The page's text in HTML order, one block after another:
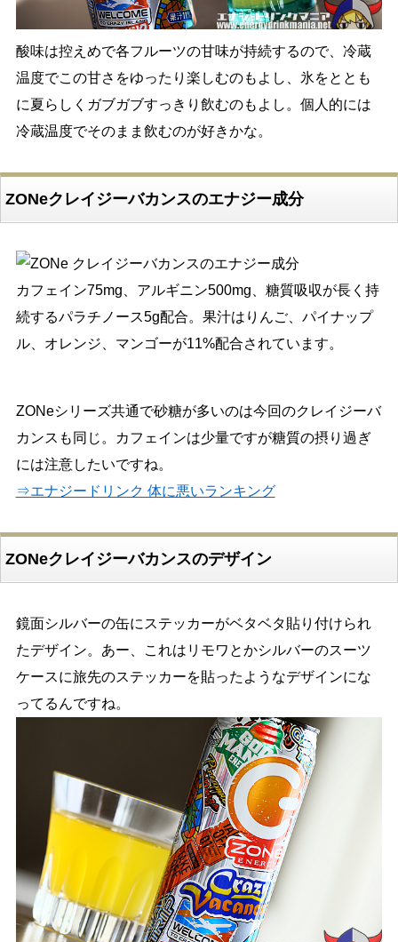
酸味は控えめで各フルーツの甘味が持続するので、冷蔵
温度でこの甘さをゆったり楽しむのもよし、氷をととも
に夏らしくガブガブすっきり飲むのもよし。個人的には
冷蔵温度でそのまま飲むのが好きかな。
ZONeクレイジーバカンスのエナジー成分
カフェイン75mg、アルギニン500mg、糖質吸収が長く持
続するパラチノース5g配合。果汁はりんご、パイナップ
ル、オレンジ、マンゴーが11%配合されています。
ZONeシリーズ共通で砂糖が多いのは今回のクレイジーバ
カンスも同じ。カフェインは少量ですが糖質の摂り過ぎ
には注意したいですね。
⇒エナジードリンク 体に悪いランキング
ZONeクレイジーバカンスのデザイン
鏡面シルバーの缶にステッカーがベタベタ貼り付けられ
たデザイン。あー、これはリモワとかシルバーのスーツ
ケースに旅先のステッカーを貼ったようなデザインにな
ってるんですね。